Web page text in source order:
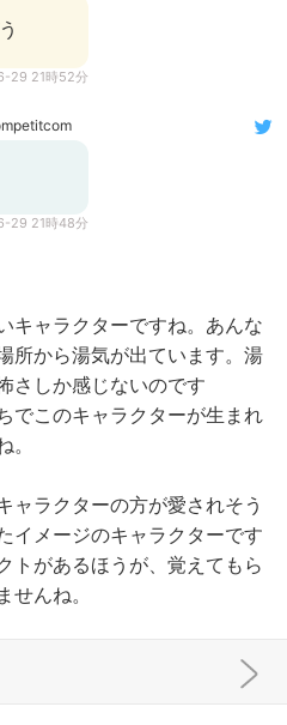
29 21時52分
29 21時48分
キャラクターですね。あんな
所から湯気が出ています。湯
さしか感じないのです
でこのキャラクターが生まれ
ャラクターの方が愛されそう
イメージのキャラクターです
トがあるほうが、覚えてもら
せんね。